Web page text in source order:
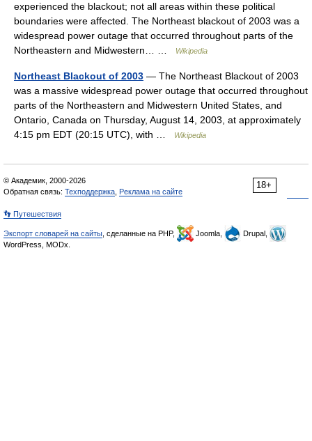
experienced the blackout; not all areas within these political
boundaries were affected. The Northeast blackout of 2003 was a
widespread power outage that occurred throughout parts of the
Northeastern and Midwestern… …
Wikipedia
Northeast Blackout of 2003 — The Northeast Blackout of 2003
was a massive widespread power outage that occurred throughout
parts of the Northeastern and Midwestern United States, and
Ontario, Canada on Thursday, August 14, 2003, at approximately
4:15 pm EDT (20:15 UTC), with …
Wikipedia
18+
© Академик, 2000-2026
Обратная связь: Техподдержка Реклама на сайте
👣 Путешествия
Экспорт словарей на сайты , сделанные на PHP, Joomla,
Drupal,
WordPress, MODx.